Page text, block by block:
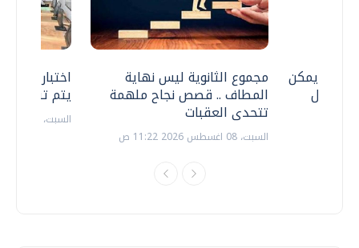
اختبارات
يتم
السبت، 18 يوليو 2026 09:22 ص
مجموع الثانوية ليس نهاية
المطاف .. قصص نجاح ملهمة
تتحدى العقبات
السبت، 08 اغسطس 2026 11:22 ص
.. هل يمكن
نتعامل